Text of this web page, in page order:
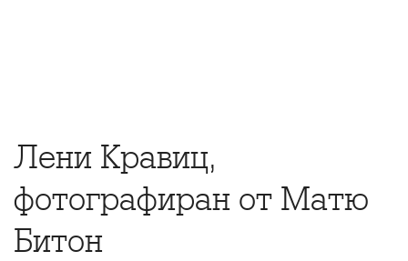
Лени Кравиц,
фотографиран от Матю
Битон